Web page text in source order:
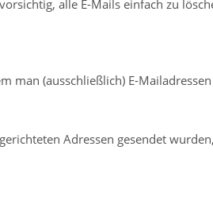
alle E-Mails einfach zu
man (ausschließlich) E-
Adressen gesendet